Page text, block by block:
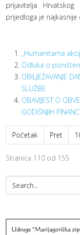
prijavitelja
prijedloga je najkasnije
„Humanitarna
Odluka o
OBILJEŽAVANJE
SLUŽBE
OBAVIJEST O
GODIŠNJIH
Početak Pret
Stranica 110 od 155